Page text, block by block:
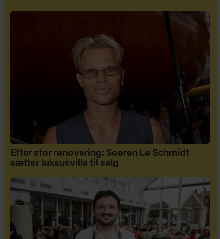
Efter stor renovering: Soeren Le Schmidt
sætter luksusvilla til salg